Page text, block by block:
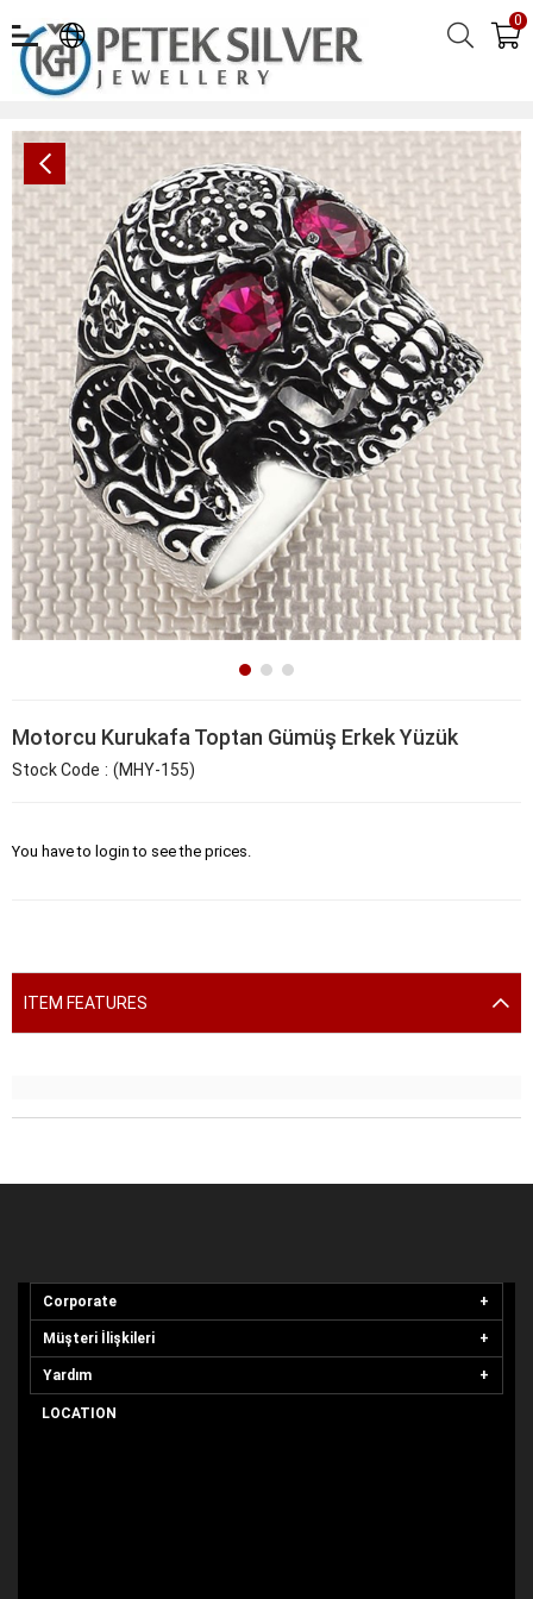
0
Motorcu Kurukafa Toptan Gümüş Erkek Yüzük
Stock Code (MHY-155)
You have to login to see the prices.
ITEM FEATURES
Corporate
Müşteri İlişkileri
Yardım
LOCATION